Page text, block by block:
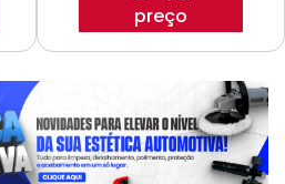
preço